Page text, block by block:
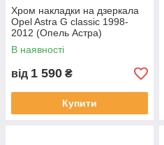
Хром накладки на дзеркала
Opel Astra G classic 1998-
2012 (Опель Астра)
В наявності
від 1 590 ₴
Купити